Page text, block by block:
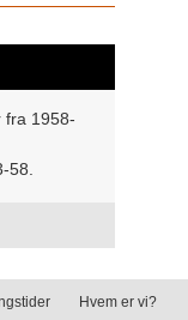
fra 1958-
58.
Hvem er vi?